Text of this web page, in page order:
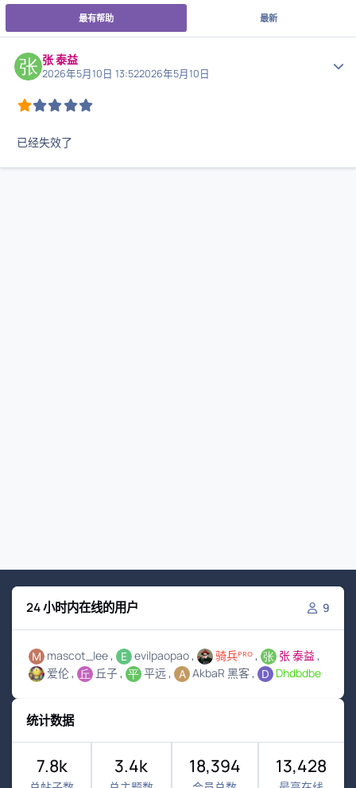
最有帮助 最新
张 泰益
2026年5月10日 13:522026年5月10日
已经失效了
24 小时内在线的用户 9
mascot_lee evilpaopao 骑兵ᴾᴿᴼ
张 泰益
爱伦
丘子 平远 AkbaR 黑客 Dhdbdbe
统计数据
7.8k 3.4k 18,394 13,428